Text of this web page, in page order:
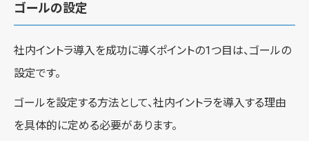
ゴールの設定
社内イントラ導入を成功に導くポイントの1つ目は、ゴールの
設定です。
ゴールを設定する方法として、社内イントラを導入する理由
を具体的に定める必要があります。